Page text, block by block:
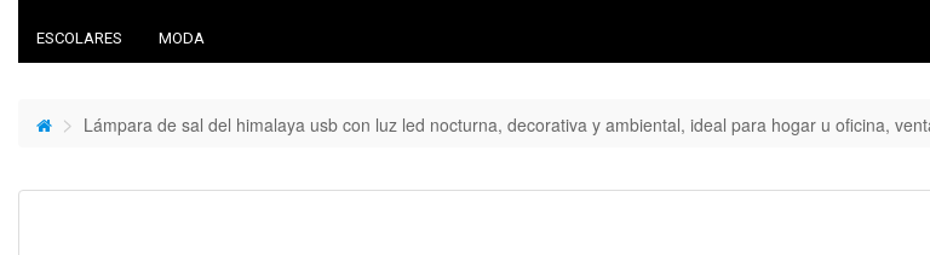
ESCOLARES MODA
Lámpara de sal del himalaya usb con luz led nocturna, decorativa y ambiental, ideal para hogar u oficina,